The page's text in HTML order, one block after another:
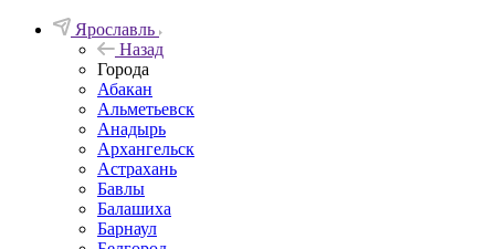
Ярославль
Назад
Города
Абакан
Альметьевск
Анадырь
Архангельск
Астрахань
Бавлы
Балашиха
Барнаул